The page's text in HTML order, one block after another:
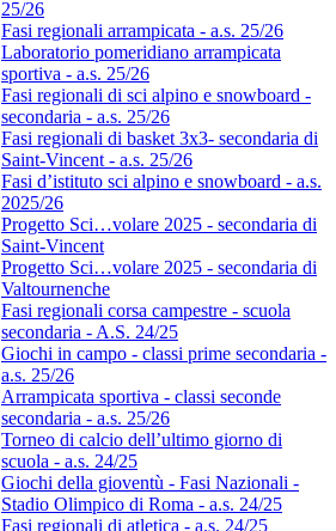
25/26
Fasi regionali arrampicata - a.s. 25/26
Laboratorio pomeridiano arrampicata
sportiva - a.s. 25/26
Fasi regionali di sci alpino e snowboard -
secondaria - a.s. 25/26
Fasi regionali di basket 3x3- secondaria di
Saint-Vincent - a.s. 25/26
Fasi d’istituto sci alpino e snowboard - a.s.
2025/26
Progetto Sci…volare 2025 - secondaria di
Saint-Vincent
Progetto Sci…volare 2025 - secondaria di
Valtournenche
Fasi regionali corsa campestre - scuola
secondaria - A.S. 24/25
Giochi in campo - classi prime secondaria -
a.s. 25/26
Arrampicata sportiva - classi seconde
secondaria - a.s. 25/26
Torneo di calcio dell’ultimo giorno di
scuola - a.s. 24/25
Giochi della gioventù - Fasi Nazionali -
Stadio Olimpico di Roma - a.s. 24/25
Fasi regionali di atletica - a.s. 24/25